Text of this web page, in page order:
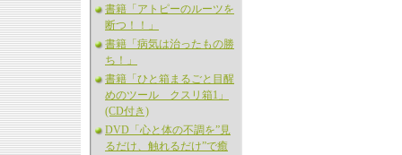
書籍「アトピーのルーツを
断つ！！」
書籍「病気は治ったもの勝
ち！」
書籍「ひと箱まるごと目醒
めのツール クスリ箱1」
(CD付き)
DVD「心と体の不調を”見
るだけ、触れるだけ”で癒